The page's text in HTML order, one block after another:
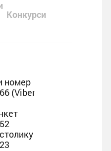
Конкурси
номер
(Viber